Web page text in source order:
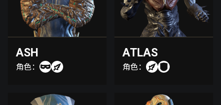
ASH
角色：
ATLAS
角色：